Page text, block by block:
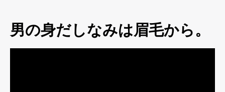
男の身だしなみは眉毛から。